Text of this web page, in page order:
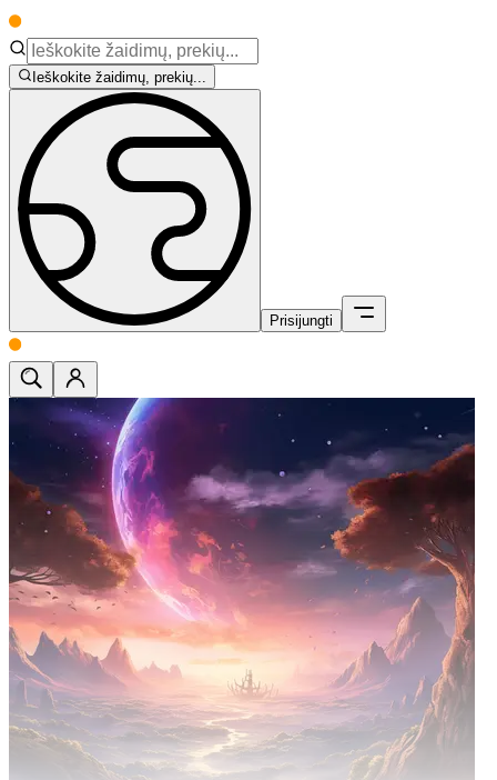
Ieškokite žaidimų, prekių...
Prisijungti